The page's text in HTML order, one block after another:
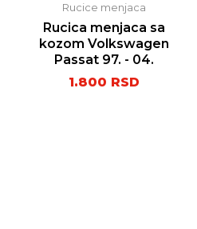
Rucice menjaca
Rucica menjaca sa
kozom Volkswagen
Passat 97. - 04.
1.800 RSD